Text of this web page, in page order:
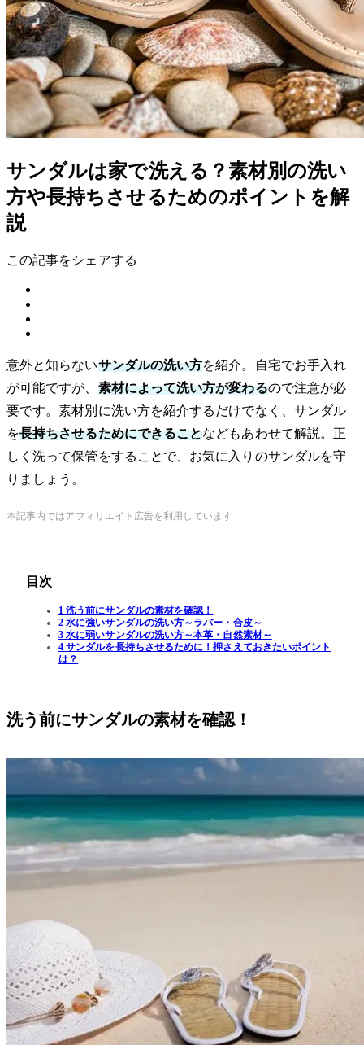
サンダルは家で洗える？素材別の洗い
方や長持ちさせるためのポイントを解
説
この記事をシェアする
意外と知らないサンダルの洗い方を紹介。自宅でお手入れ
が可能ですが、 素材によって洗い方が変わるので注意が必
要です。素材別に洗い方を紹介するだけでなく、サンダル
を長持ちさせるためにできることなどもあわせて解説。正
しく洗って保管をすることで、お気に入りのサンダルを守
りましょう。
本記事内ではアフィリエイト広告を利用しています
目次
1 洗う前にサンダルの素材を確認！
2 水に強いサンダルの洗い方～ラバー・合皮～
3 水に弱いサンダルの洗い方～本革・自然素材～
4 サンダルを長持ちさせるために！押さえておきたいポイント
は？
洗う前にサンダルの素材を確認！